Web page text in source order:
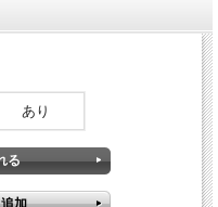
トを務めました。ランディの後任
ジョン・サイクスといった名前も
演でしたが、本作のアーバイン公
たる。伝説的な初来日の３公演
撮影され、映像版『SPEAK OF
、公式にDVD化も実現したので
ています。本作は、そんな伝統映
てもカットや音ズレのあるものも
バージョンです。そんな本作は、
イクとも異なっていて独特なうね
あり